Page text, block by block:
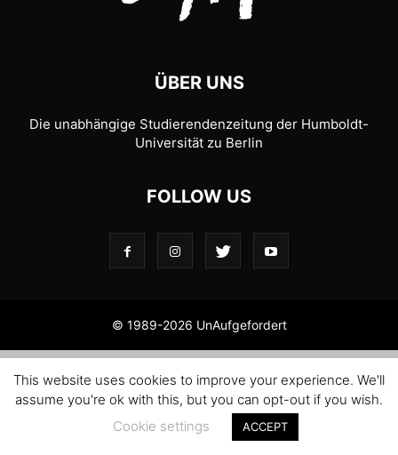
ÜBER UNS
Die unabhängige Studierendenzeitung der Humboldt-
Universität zu Berlin
FOLLOW US
© 1989-2026 UnAufgefordert
This website uses cookies to improve your experience. We'll
assume you're ok with this, but you can opt-out if you wish.
Cookie settings
ACCEPT